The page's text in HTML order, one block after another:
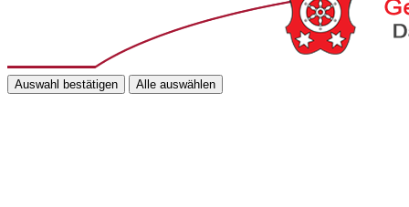
Auswahl bestätigen Alle auswählen